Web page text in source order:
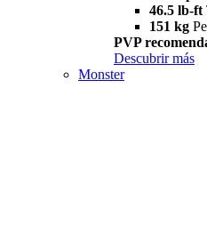
46.5 lb-ft
151 kg
PVP
Descubrir más
Monster